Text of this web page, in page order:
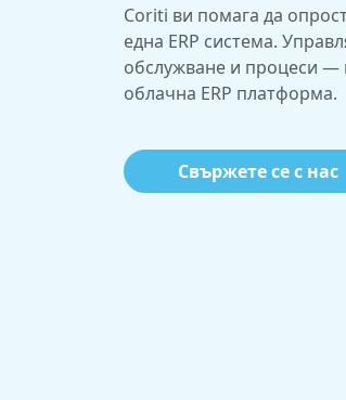
Coriti ви помага да
една ERP система.
обслужване и процеси —
облачна ERP платформа.
Свържете се с нас